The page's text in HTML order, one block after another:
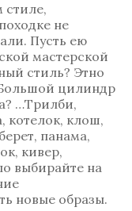
стиле,
не
Пусть ею
мастерской
стиль? Этно
цилиндр
…Трилби,
котелок, клош,
панама,
кивер,
выбирайте на
новые образы.